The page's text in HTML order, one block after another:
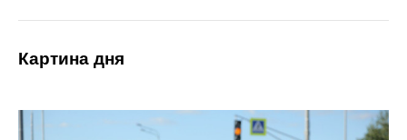
Картина дня